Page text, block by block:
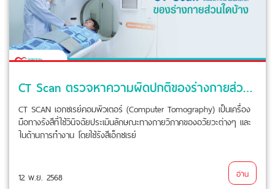
CT Scan ตรวจหาความผิดปกติของร่างกายส่วนใดบ้าง
CT SCAN เอกซเรย์คอมพิวเตอร์ (Computer Tomography) เป็นเครื่อง
มือทางรังสีที่ใช้วินิจฉัยประเมินลักษณะทางกายวิภาคของอวัยวะต่างๆ และ
ในด้านการทำงาน โดยใช้รังสีเอ็กซเรย์
12 พ.ย. 2568 อ่าน